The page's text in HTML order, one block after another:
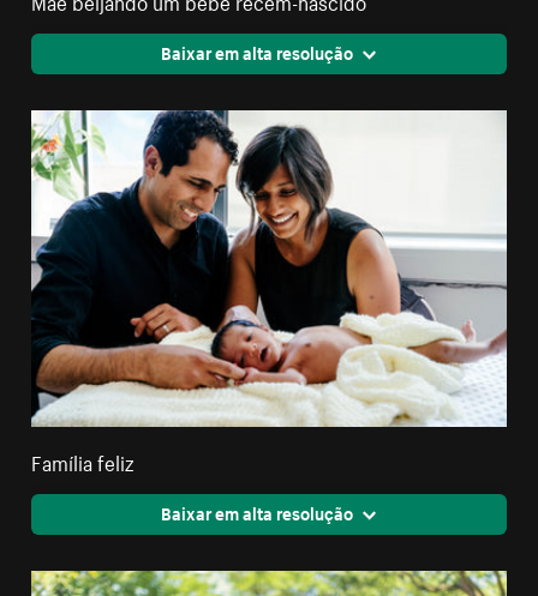
Baixar em alta resolução
Família feliz
Baixar em alta resolução